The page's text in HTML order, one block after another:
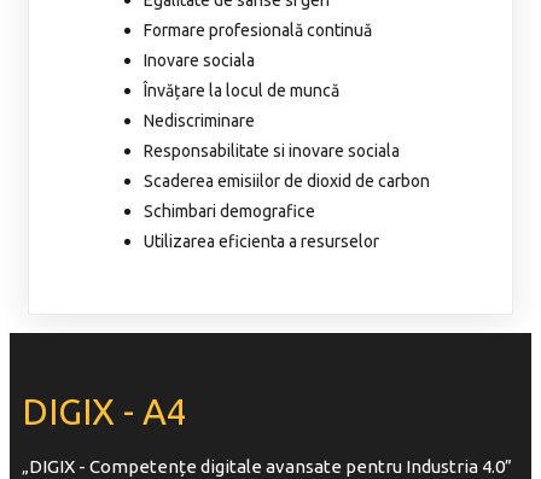
Formare profesională continuă
Inovare sociala
Învățare la locul de muncă
Nediscriminare
Responsabilitate si inovare sociala
Scaderea emisiilor de dioxid de carbon
Schimbari demografice
Utilizarea eficienta a resurselor
DIGIX - A4
„DIGIX - Competențe digitale avansate pentru Industria 4.0”